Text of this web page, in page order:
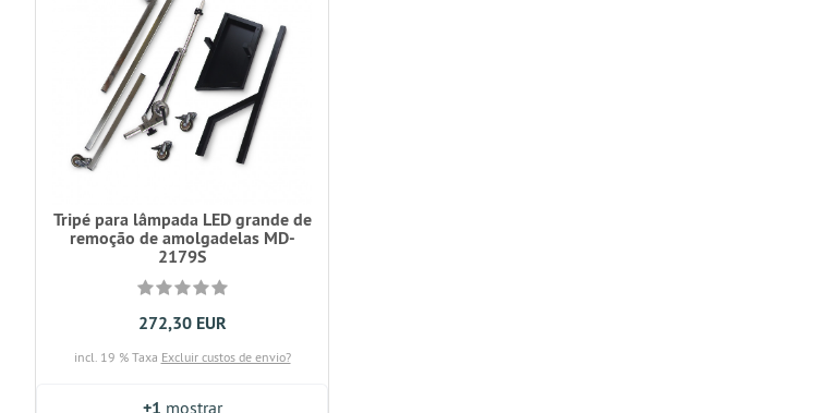
Tripé para lâmpada LED grande de
remoção de amolgadelas MD-
2179S
272,30 EUR
incl. 19 % Taxa Excluir custos de envio?
+1 mostrar